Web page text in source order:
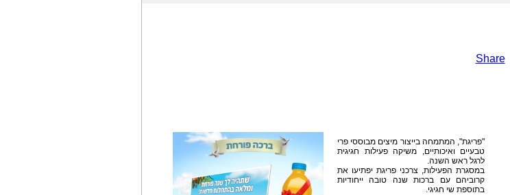
Share
"פריגת", המתמחה בייצור מיצים מבוססי פרי
טבעיים ואיכותיים, משיקה פעילות חגיגית
לרגל ראש השנה.
במסגרת הפעילות, צרכני פריגת יפתיעו את
קרוביהם עם ברכות שנה טובה ייחודיות
בתוספת שי חגיגי.